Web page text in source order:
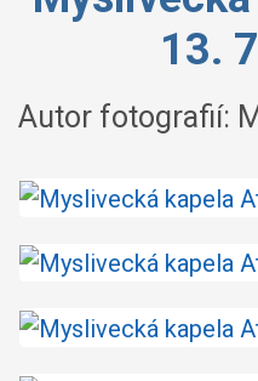
13.
Autor fotografií: